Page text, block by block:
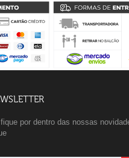
por dentro das nossas